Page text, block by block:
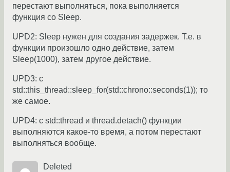
перестают выполняться, пока выполняется
функция со Sleep.
UPD2: Sleep нужен для создания задержек. Т.е. в
функции произошло одно действие, затем
Sleep(1000), затем другое действие.
UPD3: с
std::this_thread::sleep_for(std::chrono::seconds(1)); то
же самое.
UPD4: с std::thread и thread.detach() функции
выполняются какое-то время, а потом перестают
выполняться вообще.
Deleted